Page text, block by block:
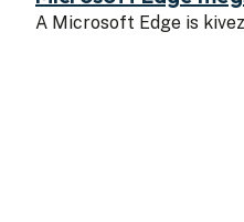
A Microsoft Edge is